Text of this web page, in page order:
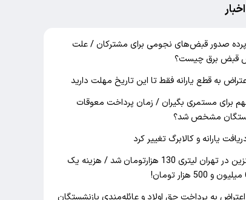
صدور قبض‌های نجومی برای مشترکان / علت
قبض برق چیست؟
به قطع یارانه فقط تا این تاریخ مهلت دارید
برای مستمری بگیران / زمان پرداخت معوقات
مشخص شد؟
یارانه و کالابرگ تغییر کرد
نرخ بنزین در تهران لیتری 130 هزارتومان شد / هزینه یک